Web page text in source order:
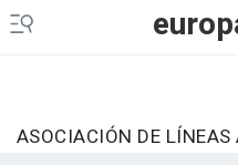
ASOCIACIÓN DE LÍNEAS